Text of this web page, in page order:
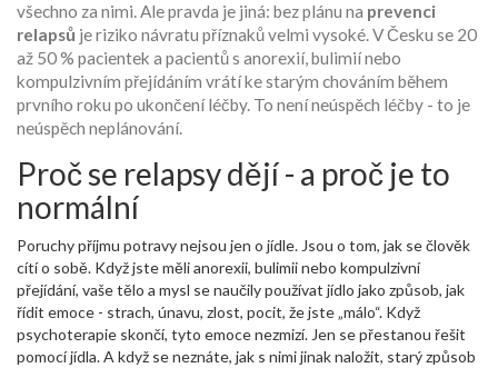
všechno za nimi. Ale pravda je jiná: bez plánu na prevenci
relapsů je riziko návratu příznaků velmi vysoké. V Česku se 20
až 50 % pacientek a pacientů s anorexií, bulimií nebo
kompulzivním přejídáním vrátí ke starým chováním během
prvního roku po ukončení léčby. To není neúspěch léčby - to je
neúspěch neplánování.
Proč se relapsy dějí - a proč je to
normální
Poruchy příjmu potravy nejsou jen o jídle. Jsou o tom, jak se člověk
cítí o sobě. Když jste měli anorexii, bulimii nebo kompulzivní
přejídání, vaše tělo a mysl se naučily používat jídlo jako způsob, jak
řídit emoce - strach, únavu, zlost, pocit, že jste „málo“. Když
psychoterapie skončí, tyto emoce nezmizí. Jen se přestanou řešit
pomocí jídla. A když se neznáte, jak s nimi jinak naložit, starý způsob